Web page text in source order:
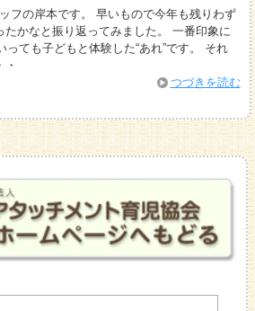
フの岸本です。 早いもので今年も残りわず
たかなと振り返ってみました。 一番印象に
っても子どもと体験した“あれ”です。 それ
つづきを読む